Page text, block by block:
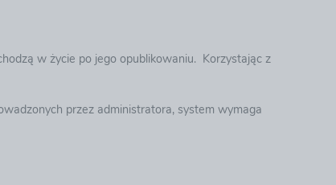
w życie po jego opublikowaniu. Korzystając z
przez administratora, system wymaga